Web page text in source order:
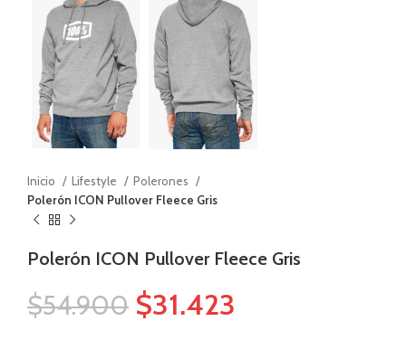
Inicio Lifestyle
Polerones
Polerón ICON Pullover Fleece Gris
Polerón ICON Pullover Fleece Gris
$54.900 $31.423